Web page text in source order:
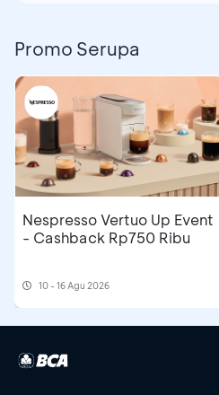
Promo Serupa
Nespresso Vertuo Up Event
- Cashback Rp750 Ribu
10 - 16 Agu 2026